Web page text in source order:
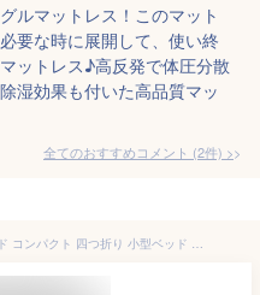
ルマットレス！このマット
要な時に展開して、使い終
ットレス♪高反発で体圧分散
湿効果も付いた高品質マッ
全てのおすすめコメント (2件) >
【楽天1位】ベッド 折りたたみベッド コンパクト 四つ折り 小型ベッド スモール シングル 幅65x183cm 折り畳みベッド 簡易ベッド ベッドフレーム マットレス一体型 省スペース キャスター付き 折りたたみコンパクトベッド 1年保証 ★[送料無料]